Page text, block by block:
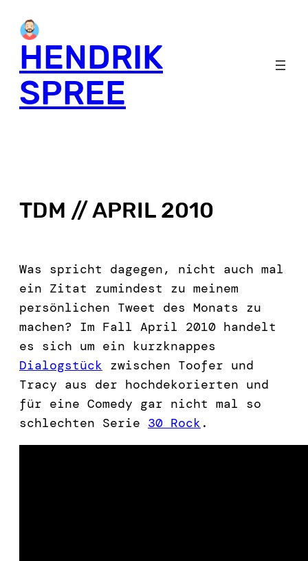
HENDRIK
SPREE
TDM // APRIL 2010
Was spricht dagegen, nicht auch mal
ein Zitat zumindest zu meinem
persönlichen Tweet des Monats zu
machen? Im Fall April 2010 handelt
es sich um ein kurzknappes
Dialogstück zwischen Toofer und
Tracy aus der hochdekorierten und
für eine Comedy gar nicht mal so
schlechten Serie 30 Rock .